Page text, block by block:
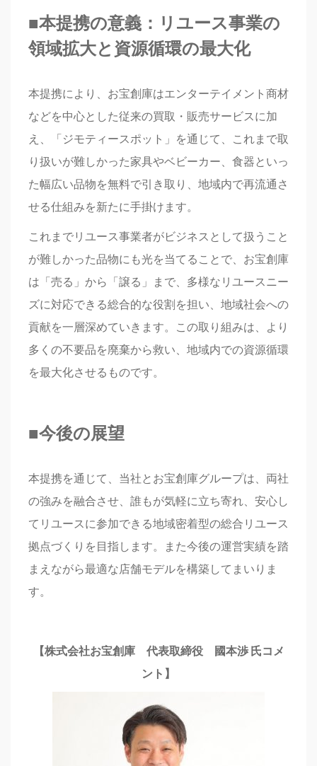
■本提携の意義：リユース事業の
領域拡大と資源循環の最大化
本提携により、お宝創庫はエンターテイメント商材
などを中心とした従来の買取・販売サービスに加
え、「ジモティースポット」を通じて、これまで取
り扱いが難しかった家具やベビーカー、食器といっ
た幅広い品物を無料で引き取り、地域内で再流通さ
せる仕組みを新たに手掛けます。
これまでリユース事業者がビジネスとして扱うこと
が難しかった品物にも光を当てることで、お宝創庫
は「売る」から「譲る」まで、多様なリユースニー
ズに対応できる総合的な役割を担い、地域社会への
貢献を一層深めていきます。この取り組みは、より
多くの不要品を廃棄から救い、地域内での資源循環
を最大化させるものです。
■今後の展望
本提携を通じて、当社とお宝創庫グループは、両社
の強みを融合させ、誰もが気軽に立ち寄れ、安心し
てリユースに参加できる地域密着型の総合リユース
拠点づくりを目指します。また今後の運営実績を踏
まえながら最適な店舗モデルを構築してまいりま
す。
【株式会社お宝創庫 代表取締役 國本渉 氏コメ
ント】